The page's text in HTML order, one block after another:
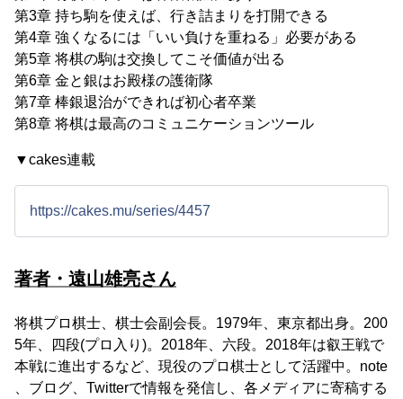
第3章 持ち駒を使えば、行き詰まりを打開できる
第4章 強くなるには「いい負けを重ねる」必要がある
第5章 将棋の駒は交換してこそ価値が出る
第6章 金と銀はお殿様の護衛隊
第7章 棒銀退治ができれば初心者卒業
第8章 将棋は最高のコミュニケーションツール
▼cakes連載
https://cakes.mu/series/4457
著者・遠山雄亮さん
将棋プロ棋士、棋士会副会長。1979年、東京都出身。200
5年、四段(プロ入り)。2018年、六段。2018年は叡王戦で
本戦に進出するなど、現役のプロ棋士として活躍中。note
、ブログ、Twitterで情報を発信し、各メディアに寄稿する